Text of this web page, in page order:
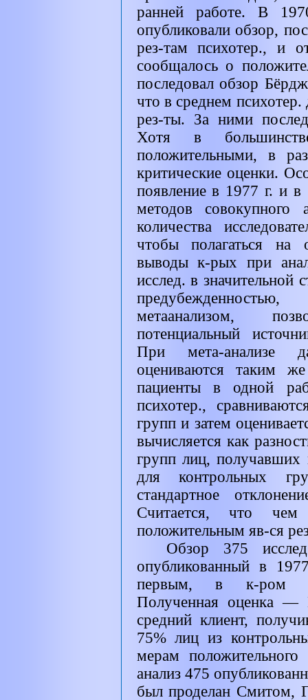
ранней работе. В
опубликовали обзор,
рез-там психотер., и
сообщалось о
последовал обзор
что в среднем
рез-ты. За ними
Хотя в
положительными, в
критические оценки.
появление в 1977 г. и в
методов совокупного
количества
чтобы полагаться на
выводы к-рых при
исслед. в значительной
метаанализом,
потенциальный
При мета-анализе
оцениваются таким
пациенты в одной
психотер.,
групп и затем
вычисляется как
групп лиц, получавших
для контрольных
стандартное
Считается, что
положительным яв-ся
Обзор 375
опубликованный в
первым, в к-ром
Полученная оценка
средний клиент,
75% лиц из
мерам
анализ 475
был проделан Смитом,